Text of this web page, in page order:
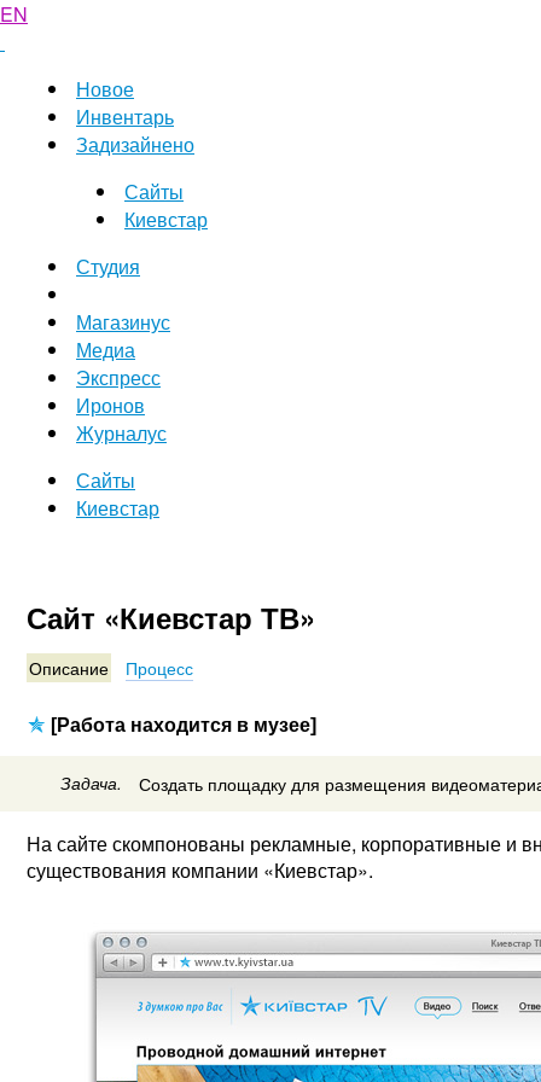
EN
Новое
Инвентарь
Задизайнено
Сайты
Киевстар
Студия
Магазинус
Медиа
Экспресс
Иронов
Журналус
Сайты
Киевстар
Сайт «Киевстар ТВ»
Описание Процесс
[Работа находится в музее]
Задача. Создать площадку для размещения
На сайте скомпонованы рекламные, корпоративные и
существования компании «Киевстар».